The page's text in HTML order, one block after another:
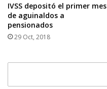
IVSS depositó el primer mes
de aguinaldos a
pensionados
29 Oct, 2018